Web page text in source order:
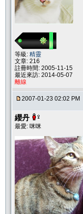
等級: 精靈
文章: 216
註冊時間: 2005-11-15
最近來訪: 2014-05-07
離線
2007-01-23 02:02 PM
纓丹
最愛: 咪咪